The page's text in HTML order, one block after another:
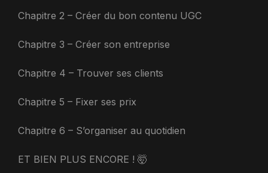
Chapitre 2 – Créer du bon contenu UGC
Chapitre 3 – Créer son entreprise
Chapitre 4 – Trouver ses clients
Chapitre 5 – Fixer ses prix
Chapitre 6 – S’organiser au quotidien
ET BIEN PLUS ENCORE ! 🤯